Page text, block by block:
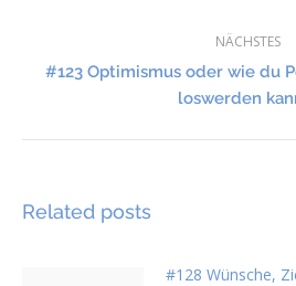
NÄCHSTES
#123 Optimismus oder wie du
loswerden
Related posts
#128 Wünsche,